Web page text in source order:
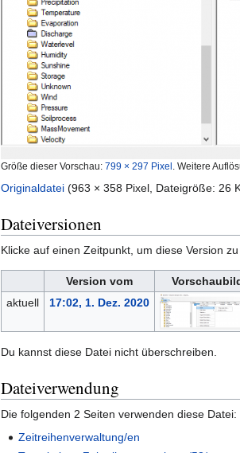
Größe dieser Vorschau: 799 × 297 Pixel Weitere
Originaldatei (963 × 358 Pixel, Dateigröße: 26
Dateiversionen
Klicke auf einen Zeitpunkt, um diese Version
Version vom
aktuell
17:02, 1. Dez. 2020
Du kannst diese Datei nicht überschreiben.
Dateiverwendung
Die folgenden 2 Seiten verwenden diese Datei:
Zeitreihenverwaltung/en